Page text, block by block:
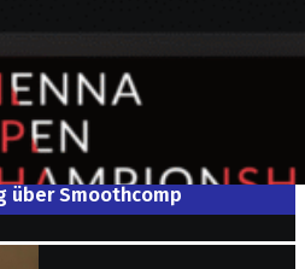
über Smoothcomp